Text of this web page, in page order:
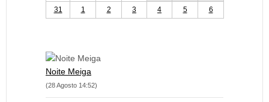
31
1 2 3 4 5 6
Noite Meiga
(28 Agosto 14:52)